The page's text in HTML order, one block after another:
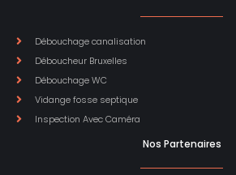
Débouchage canalisation
Déboucheur Bruxelles
Débouchage WC
Vidange fosse septique
Inspection Avec Caméra
Nos Partenaires